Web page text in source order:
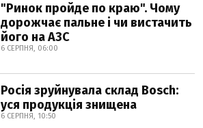
"Ринок пройде по краю". Чому
дорожчає пальне і чи вистачить
його на АЗС
6 СЕРПНЯ, 06:00
Росія зруйнувала склад Bosch:
уся продукція знищена
6 СЕРПНЯ, 10:50